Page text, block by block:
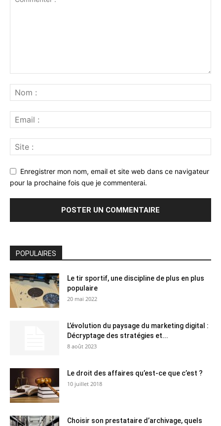
Enregistrer mon nom, email et site web dans ce navigateur
pour la prochaine fois que je commenterai.
POPULAIRES
Le tir sportif, une discipline de plus en plus
populaire
20 mai 2022
L’évolution du paysage du marketing digital :
Décryptage des stratégies et...
8 août 2023
Le droit des affaires qu’est-ce que c’est ?
10 juillet 2018
Choisir son prestataire d’archivage, quels